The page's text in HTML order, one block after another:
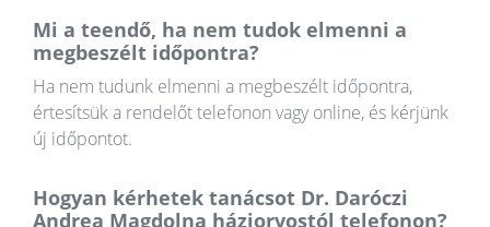
Mi a teendő, ha nem tudok elmenni a
megbeszélt időpontra?
Ha nem tudunk elmenni a megbeszélt időpontra,
értesítsük a rendelőt telefonon vagy online, és kérjünk
új időpontot.
Hogyan kérhetek tanácsot Dr. Daróczi
Andrea Magdolna háziorvostól telefonon?